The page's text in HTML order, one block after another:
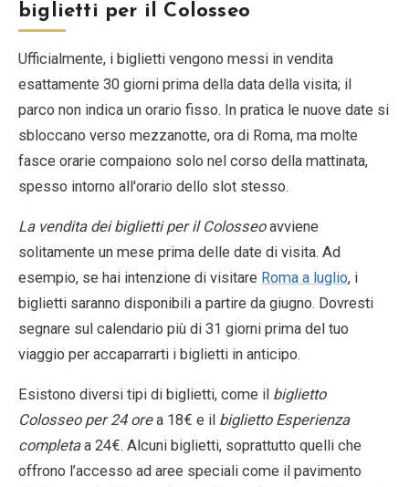
biglietti per il Colosseo
Ufficialmente, i biglietti vengono messi in vendita
esattamente 30 giorni prima della data della visita; il
parco non indica un orario fisso. In pratica le nuove date si
sbloccano verso mezzanotte, ora di Roma, ma molte
fasce orarie compaiono solo nel corso della mattinata,
spesso intorno all'orario dello slot stesso.
La vendita dei biglietti per il Colosseoavviene
solitamente un mese prima delle date di visita. Ad
esempio, se hai intenzione di visitare Roma a luglio, i
biglietti saranno disponibili a partire da giugno. Dovresti
segnare sul calendario più di 31 giorni prima del tuo
viaggio per accaparrarti i biglietti in anticipo.
Esistono diversi tipi di biglietti, come il biglietto
Colosseo per 24 orea 18€ e il biglietto Esperienza
completaa 24€. Alcuni biglietti, soprattutto quelli che
offrono l’accesso ad aree speciali come il pavimento